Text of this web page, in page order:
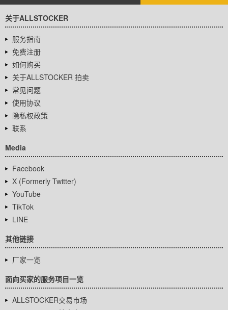
关于ALLSTOCKER
服务指南
免费注册
如何购买
关于ALLSTOCKER 拍卖
常见问题
使用协议
隐私权政策
联系
Media
Facebook
X (Formerly Twitter)
YouTube
TikTok
LINE
其他链接
厂家一览
面向买家的服务项目一览
ALLSTOCKER交易市场